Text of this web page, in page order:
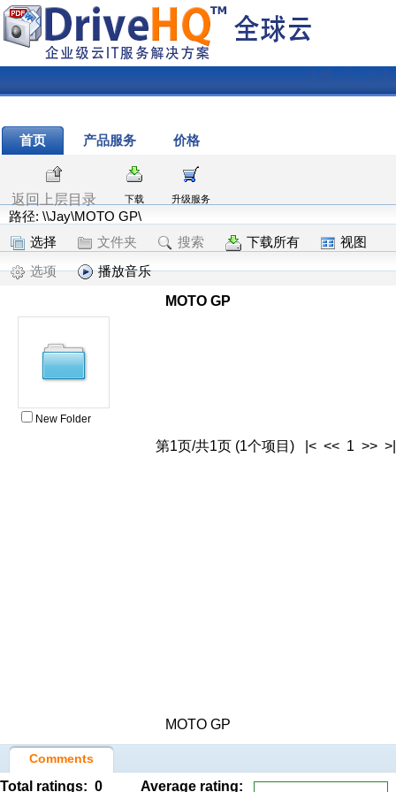
登录
首页 产品服务 价格
返回上层目录 下载 升级服务
路径: \\Jay\MOTO GP\
选择
文件夹 搜索 下载所有
视图
选项
播放音乐
MOTO GP
New Folder
第1页/共1页 (1个项目) |< << 1 >> >|
MOTO GP
Comments
Total ratings: 0 Average rating: